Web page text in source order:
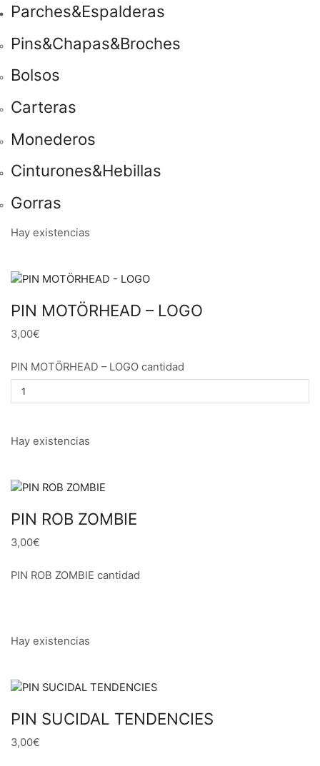
Parches&Espalderas
Pins&Chapas&Broches
Bolsos
Carteras
Monederos
Cinturones&Hebillas
Gorras
Hay existencias
PIN MOTÖRHEAD – LOGO
3,00€
PIN MOTÖRHEAD – LOGO cantidad
Hay existencias
PIN ROB ZOMBIE
3,00€
PIN ROB ZOMBIE cantidad
Hay existencias
PIN SUCIDAL TENDENCIES
3,00€